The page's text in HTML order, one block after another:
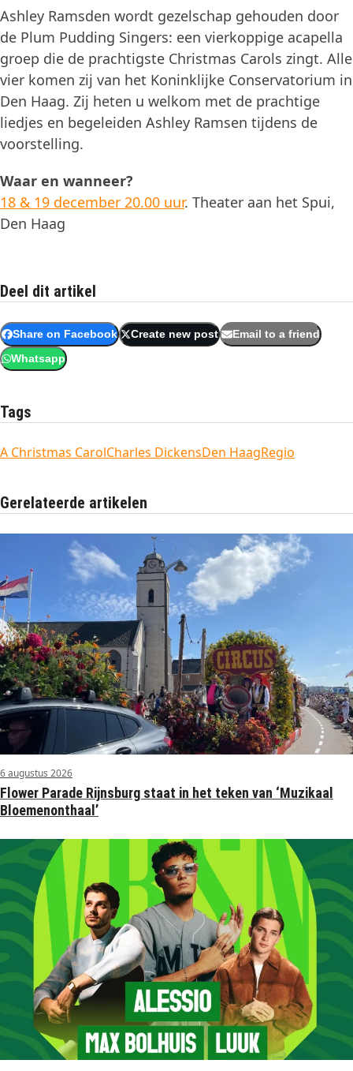
Ashley Ramsden wordt gezelschap gehouden door
de Plum Pudding Singers: een vierkoppige acapella
groep die de prachtigste Christmas Carols zingt. Alle
vier komen zij van het Koninklijke Conservatorium in
Den Haag. Zij heten u welkom met de prachtige
liedjes en begeleiden Ashley Ramsen tijdens de
voorstelling.
Waar en wanneer?
18 & 19 december 20.00 uur. Theater aan het Spui,
Den Haag
Deel dit artikel
Share on Facebook Create new post Email to a friend
Whatsapp
Tags
A Christmas CarolCharles DickensDen HaagRegio
Gerelateerde artikelen
6 augustus 2026
Flower Parade Rijnsburg staat in het teken van ‘Muzikaal
Bloemenonthaal’